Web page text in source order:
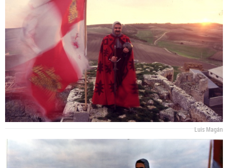
Luis Magán